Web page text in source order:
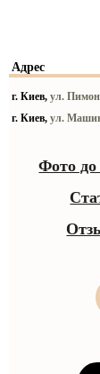
Адрес
г. Киев, ул.
г. Киев, ул.
Фото до